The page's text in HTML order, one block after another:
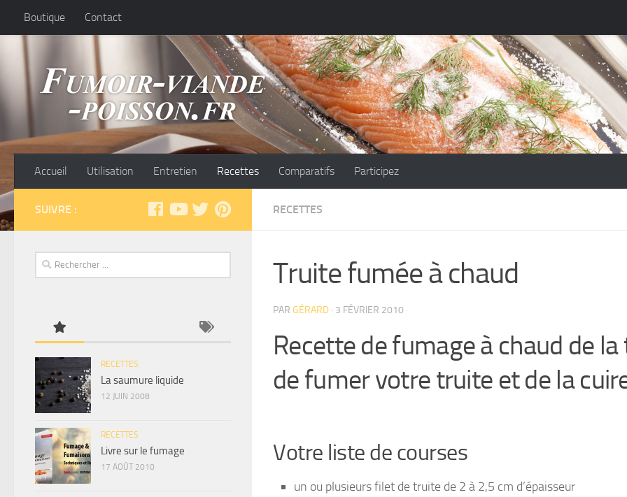
Boutique Contact
Accueil Utilisation Entretien Recettes Comparatifs Participez
RECETTES
Truite fumée à chaud
PAR GÉRARD · 3 FÉVRIER 2010
Recette de fumage à chaud de
de fumer votre truite et de la
Votre liste de courses
un ou plusieurs filet de truite de 2 à 2,5 cm d’épaisseur
SUIVRE :
RECETTES
La saumure liquide
12 JUIN 2008
RECETTES
Livre sur le fumage
17 AOÛT 2010